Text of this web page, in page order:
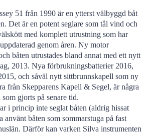
51 från 1990 är en ytterst välbyggd båt
Det är en potent seglare som tål vind och
med komplett utrustning som har
genom åren. Ny motor
båten utrustades bland annat med ett nytt
2013. Nya förbrukningsbatterier 2016,
och såväl nytt sittbrunnskapell som ny
från Skepparens Kapell & Segel, är några
gjorts på senare tid.
i princip inte seglat båten (aldrig hissat
använt båten som sommarstuga på fast
Därför kan varken Silva instrumenten